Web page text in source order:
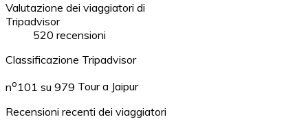
Valutazione dei viaggiatori di
Tripadvisor
520 recensioni
Classificazione Tripadvisor
no101 su 979 Tour a Jaipur
Recensioni recenti dei viaggiatori